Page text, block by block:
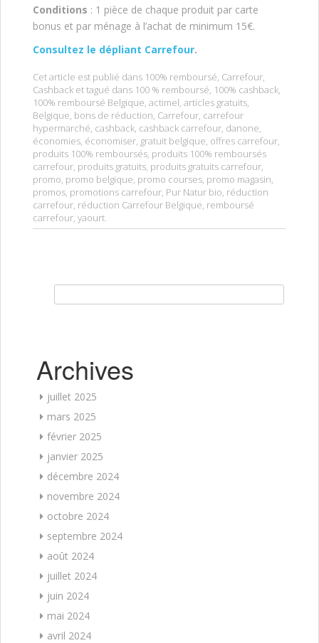
Conditions : 1 pièce de chaque produit par carte
bonus et par ménage à l’achat de minimum 15€.
Consultez le dépliant Carrefour.
Cet article est publié dans 100% remboursé, Carrefour,
Cashback et tagué dans 100 % remboursé, 100% cashback,
100% remboursé Belgique, actimel, articles gratuits,
Belgique, bons de réduction, Carrefour, carrefour
hypermarché, cashback, cashback carrefour, danone,
économies, économiser, gratuit belgique, offres carrefour,
produits 100% remboursés, produits 100% remboursés
carrefour, produits gratuits, produits gratuits carrefour,
promo, promo belgique, promo courses, promo magasin,
promos, promotions carrefour, Pur Natur bio, réduction
carrefour, réduction Carrefour Belgique, remboursé
carrefour, yaourt.
Archives
juillet 2025
mars 2025
février 2025
janvier 2025
décembre 2024
novembre 2024
octobre 2024
septembre 2024
août 2024
juillet 2024
juin 2024
mai 2024
avril 2024